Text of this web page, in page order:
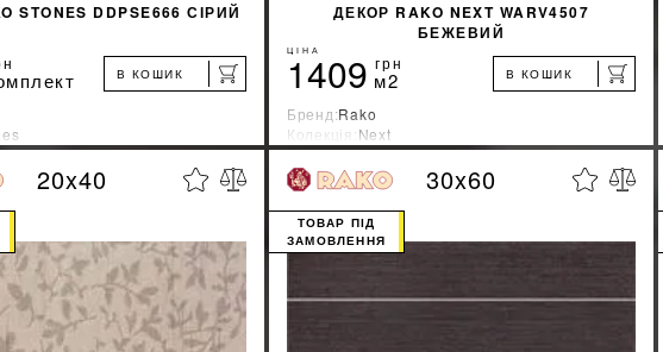
STONES DDPSE666 СІРИЙ
В КОШИК
Чехия
ДІЗНАТИСЯ ЗНИЖКУ %
КУПИТИ
ДЕКОР RAKO NEXT WARV4507
БЕЖЕВИЙ
ЦІНА
1409 грн
м2 В КОШИК
Бренд:Rako
Колекція:Next
Країна-виробник:Чехия
ДІЗНАТИСЯ ЗНИЖКУ %
КУПИТИ
20x40 30x60
ТОВАР ПІД
ЗАМОВЛЕННЯ